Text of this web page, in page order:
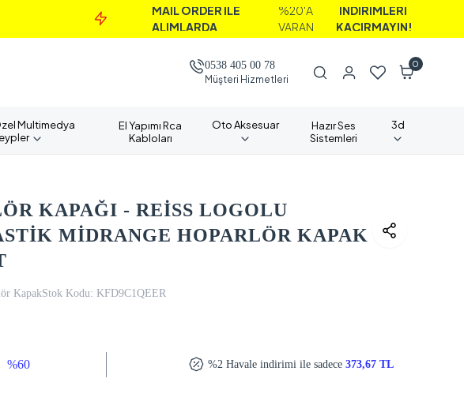
MAİL ORDER İLE
ALIMLARDA
%20'A
İNDİRİMLERİ
KAÇIRMAYIN!
0538 405 00 78
Müşteri Hizmetleri
0
Multimedya
El Yapımı Rca
Kabloları
Oto Aksesuar
Hazır Ses
Sistemleri
3d
KAPAĞI - REİSS LOGOLU
MİDRANGE HOPARLÖR KAPAK
KapakStok Kodu: KFD9C1QEER
%60 %2 Havale indirimi ile sadece373,67 TL